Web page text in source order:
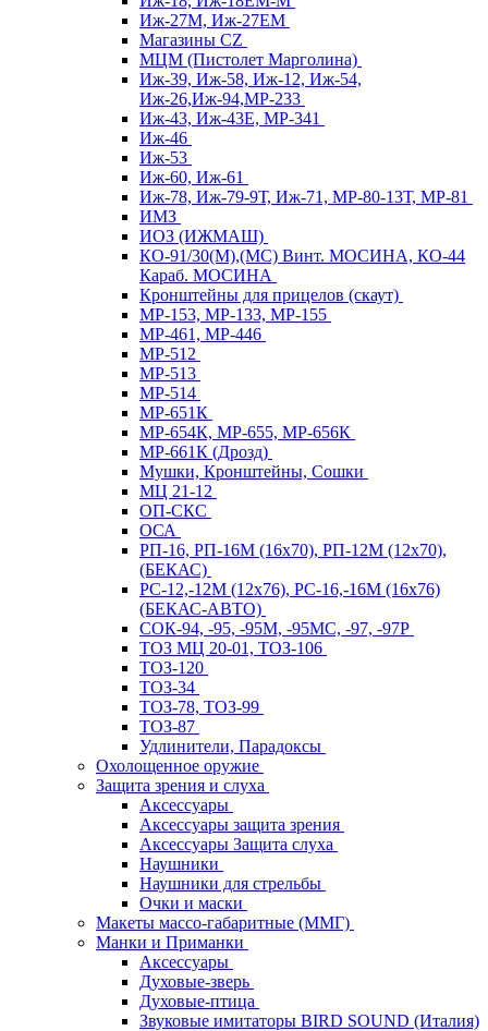
Иж-27М, Иж-27ЕМ
Магазины CZ
МЦМ (Пистолет Марголина)
Иж-39, Иж-58, Иж-12, Иж-54,
Иж-26,Иж-94,МР-233
Иж-43, Иж-43Е, МР-341
Иж-46
Иж-53
Иж-60, Иж-61
Иж-78, Иж-79-9Т, Иж-71, МР-80-13Т, МР-81
ИМЗ
ИОЗ (ИЖМАШ)
КО-91/30(М),(МС) Винт. МОСИНА, КО-44
Караб. МОСИНА
Кронштейны для прицелов (скаут)
МР-153, МР-133, МР-155
МР-461, МР-446
МР-512
МР-513
МР-514
МР-651К
МР-654К, МР-655, МР-656К
МР-661К (Дрозд)
Мушки, Кронштейны, Сошки
МЦ 21-12
ОП-СКС
ОСА
РП-16, РП-16М (16х70), РП-12М (12х70),
(БЕКАС)
РС-12,-12М (12х76), РС-16,-16М (16х76)
(БЕКАС-АВТО)
СОК-94, -95, -95М, -95МС, -97, -97Р
ТОЗ МЦ 20-01, ТОЗ-106
ТОЗ-120
ТОЗ-34
ТОЗ-78, ТОЗ-99
ТОЗ-87
Удлинители, Парадоксы
Охолощенное оружие
Защита зрения и слуха
Аксессуары
Аксессуары защита зрения
Аксессуары Защита слуха
Наушники
Наушники для стрельбы
Очки и маски
Макеты массо-габаритные (ММГ)
Манки и Приманки
Аксессуары
Духовые-зверь
Духовые-птица
Звуковые имитаторы BIRD SOUND (Италия)